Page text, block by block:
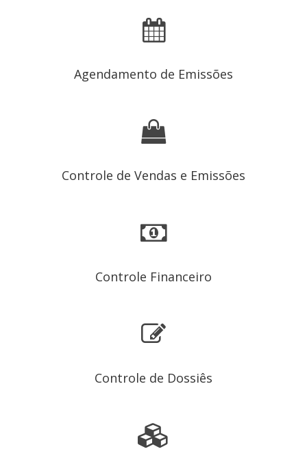
Agendamento de Emissões
Controle de Vendas e Emissões
Controle Financeiro
Controle de Dossiês